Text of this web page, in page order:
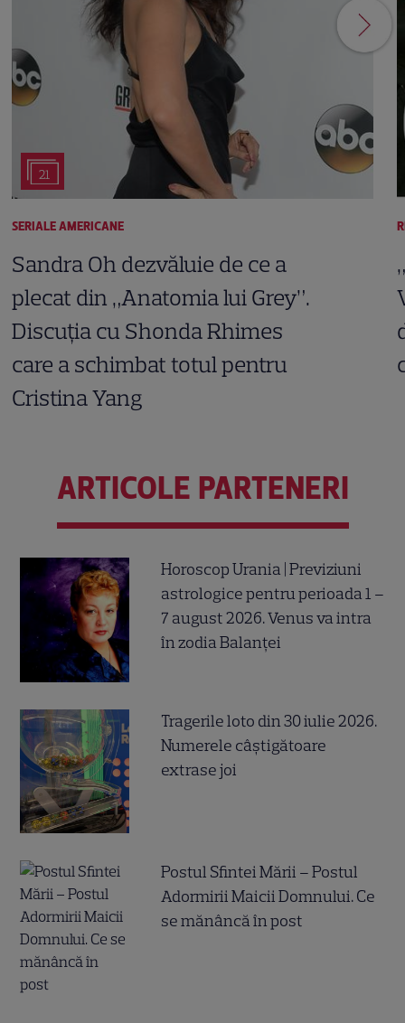
21
SERIALE AMERICANE
Sandra Oh dezvăluie de ce a
plecat din „Anatomia lui Grey”.
Discuția cu Shonda Rhimes
care a schimbat totul pentru
Cristina Yang
ARTICOLE PARTENERI
Horoscop Urania | Previziuni
astrologice pentru perioada 1 –
7 august 2026. Venus va intra
în zodia Balanței
Tragerile loto din 30 iulie 2026.
Numerele câştigătoare
extrase joi
Postul Sfintei Mării – Postul
Adormirii Maicii Domnului. Ce
se mănâncă în post